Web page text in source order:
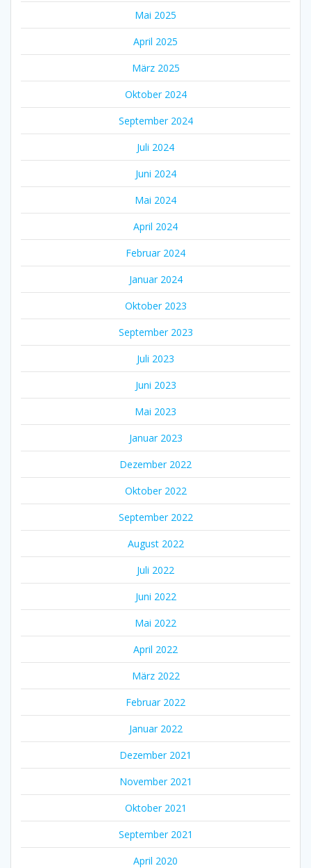
Mai 2025
April 2025
März 2025
Oktober 2024
September 2024
Juli 2024
Juni 2024
Mai 2024
April 2024
Februar 2024
Januar 2024
Oktober 2023
September 2023
Juli 2023
Juni 2023
Mai 2023
Januar 2023
Dezember 2022
Oktober 2022
September 2022
August 2022
Juli 2022
Juni 2022
Mai 2022
April 2022
März 2022
Februar 2022
Januar 2022
Dezember 2021
November 2021
Oktober 2021
September 2021
April 2020